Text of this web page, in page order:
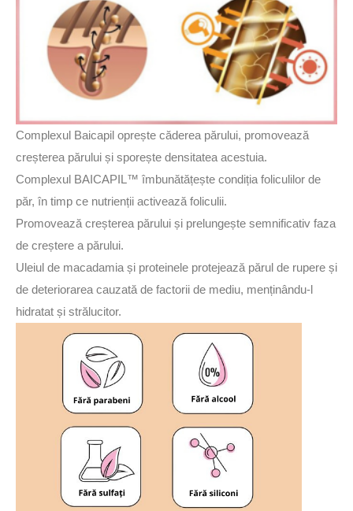
Complexul Baicapil oprește căderea părului, promovează
creșterea părului și sporește densitatea acestuia.
Complexul BAICAPIL™ îmbunătățește condiția foliculilor de
păr, în timp ce nutrienții activează foliculii.
Promovează creșterea părului și prelungește semnificativ faza
de creștere a părului.
Uleiul de macadamia și proteinele protejează părul de rupere și
de deteriorarea cauzată de factorii de mediu, menținându-l
hidratat și strălucitor.